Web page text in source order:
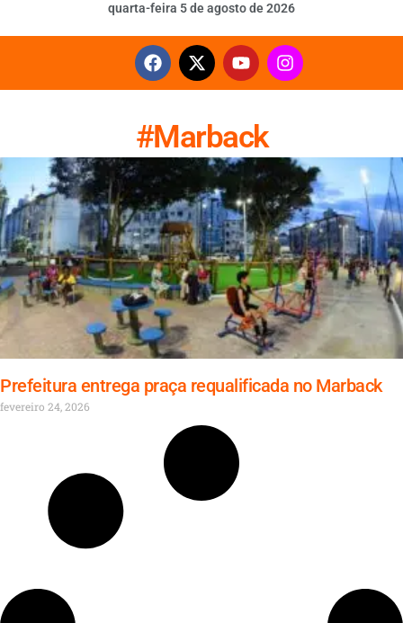
quarta-feira 5 de agosto de 2026
#Marback
Prefeitura entrega praça requalificada no Marback
fevereiro 24, 2026